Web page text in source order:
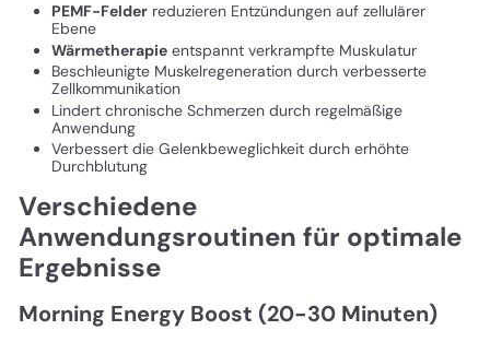
PEMF-Felder reduzieren Entzündungen auf zellulärer
Ebene
Wärmetherapie entspannt verkrampfte Muskulatur
Beschleunigte Muskelregeneration durch verbesserte
Zellkommunikation
Lindert chronische Schmerzen durch regelmäßige
Anwendung
Verbessert die Gelenkbeweglichkeit durch erhöhte
Durchblutung
Verschiedene
Anwendungsroutinen für optimale
Ergebnisse
Morning Energy Boost (20-30 Minuten)